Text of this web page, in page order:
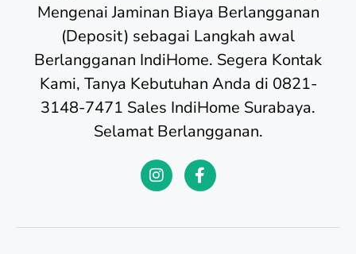
Mengenai Jaminan Biaya Berlangganan
(Deposit) sebagai Langkah awal
Berlangganan IndiHome. Segera Kontak
Kami, Tanya Kebutuhan Anda di 0821-
3148-7471 Sales IndiHome Surabaya.
Selamat Berlangganan.